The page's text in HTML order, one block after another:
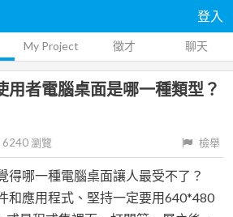
登入
My Project 徵才 聊天
用者電腦桌面是哪一種類型？
6240瀏覽 檢舉
得哪一種電腦桌面讓人最受不了？
和應用程式、堅持一定要用640*480